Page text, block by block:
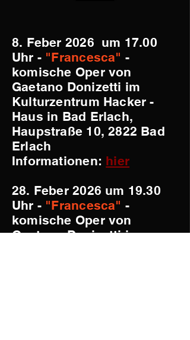
8. Feber 2026 um 17.00
Uhr - "Francesca" -
komische Oper von
Gaetano Donizetti im
Kulturzentrum Hacker -
Haus in Bad Erlach,
Haupstraße 10, 2822 Bad
Erlach
Informationen: hier
28. Feber 2026 um 19.30
Uhr - "Francesca" -
komische Oper von
Gaetano Donizetti im